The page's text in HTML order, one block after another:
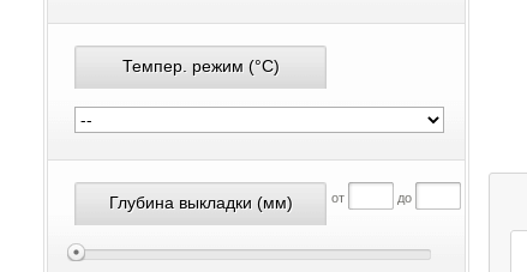
Темпер. режим (°С)
Глубина выкладки (мм) от до